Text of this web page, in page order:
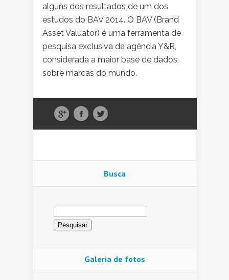
alguns dos resultados de um dos
estudos do BAV 2014. O BAV (Brand
Asset Valuator) é uma ferramenta de
pesquisa exclusiva da agência Y&R,
considerada a maior base de dados
sobre marcas do mundo.
Busca
Pesquisar
por:
Galeria de fotos